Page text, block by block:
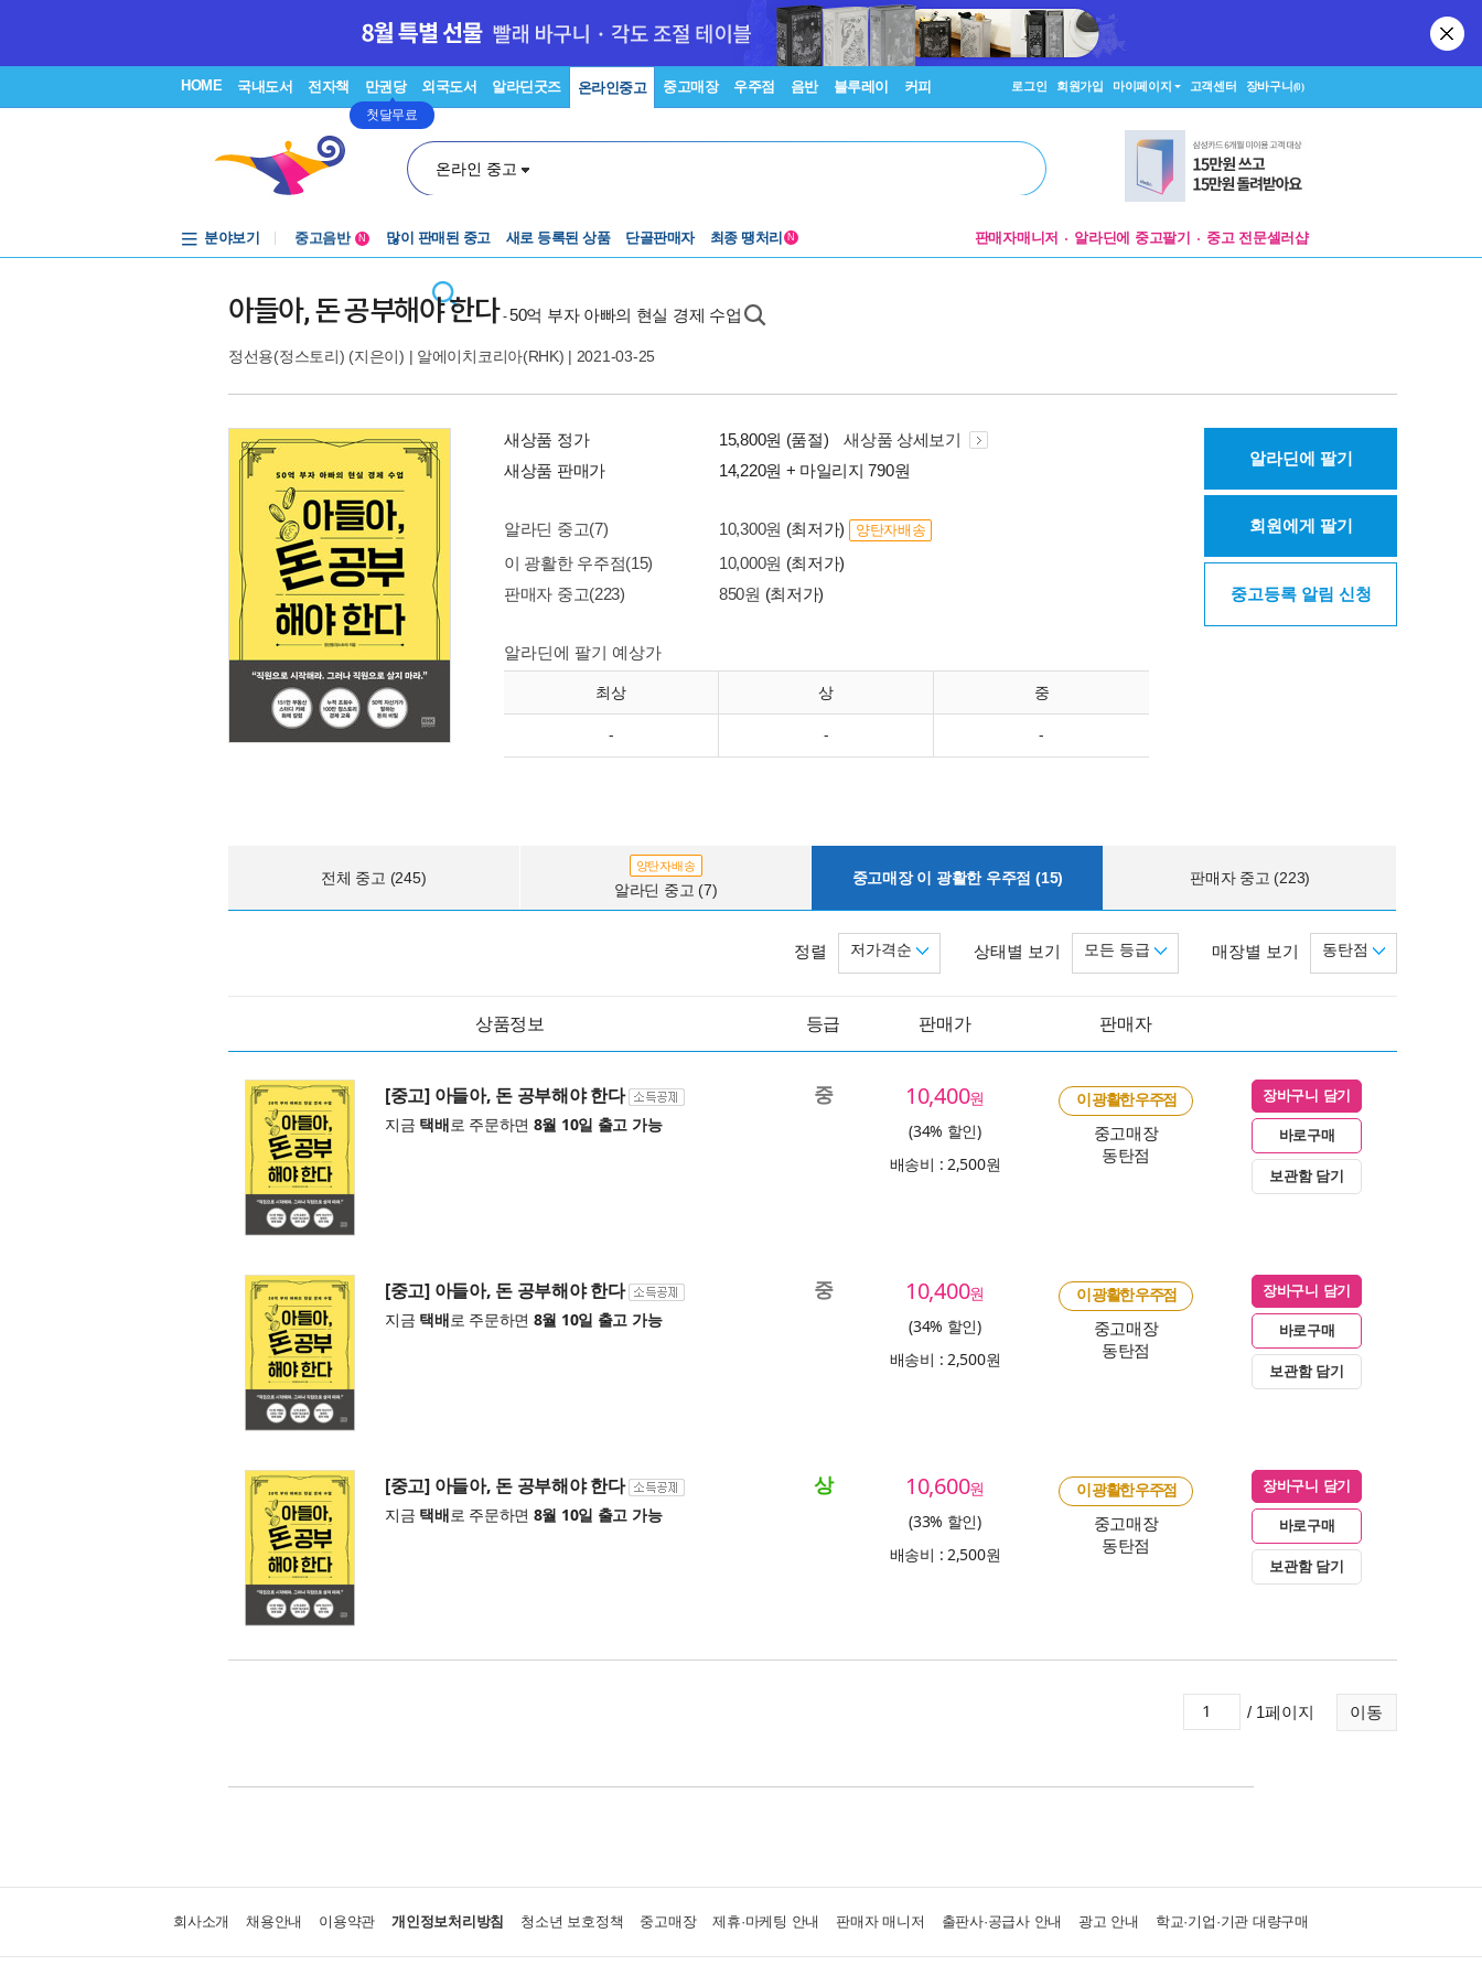
HOME 국내도서 전자책 만권당
첫달무료
외국도서 알라딘굿즈 온라인중고 중고매장 우주점 음반 블루레이 커피 로그인 회원가입 마이페이지 고객센터 장바구니(0)
온라인 중고
분야보기
중고음반
중고음반
N 많이 판매된 중고 새로 등록된 상품 단골판매자 최종 땡처리 N 판매자매니저 알라딘에 중고팔기 중고 전문셀러샵
아들아, 돈 공부해야 한다 -50억 부자 아빠의 현실 경제 수업
정선용(정스토리) (지은이) | 알에이치코리아(RHK) | 2021-03-25
새상품 정가 15,800원 (품절)
새상품 상세보기
새상품 판매가
14,220원 + 마일리지 790원
알라딘 중고(7) 10,300원 (최저가) 양탄자배송
이 광활한 우주점(15) 10,000원 (최저가)
판매자 중고(223)
850원 (최저가)
알라딘에 팔기 예상가
최상 상 중
- - -
알라딘에 팔기
회원에게 팔기
중고등록 알림 신청
전체 중고 (245)
양탄자배송
알라딘 중고 (7)
중고매장 이 광활한 우주점 (15) 판매자 중고 (223)
매장별 보기 동탄점
상태별 보기 모든 등급
정렬 저가격순
상품정보 등급 판매가 판매자
[중고] 아들아, 돈 공부해야 한다
지금 택배로 주문하면 8월 10일 출고 가능
중 10,400원
(34% 할인)
배송비 : 2,500원
이 광활한 우주점
중고매장
동탄점
장바구니 담기
바로구매
보관함 담기
[중고] 아들아, 돈 공부해야 한다
지금 택배로 주문하면 8월 10일 출고 가능
중 10,400원
(34% 할인)
배송비 : 2,500원
이 광활한 우주점
중고매장
동탄점
장바구니 담기
바로구매
보관함 담기
[중고] 아들아, 돈 공부해야 한다
지금 택배로 주문하면 8월 10일 출고 가능
상 10,600원
(33% 할인)
배송비 : 2,500원
이 광활한 우주점
중고매장
동탄점
장바구니 담기
바로구매
보관함 담기
이동
/ 1페이지
회사소개 채용안내 이용약관 개인정보처리방침 청소년 보호정책 중고매장 제휴·마케팅 안내 판매자 매니저 출판사·공급사 안내 광고 안내 학교·기업·기관 대량구매